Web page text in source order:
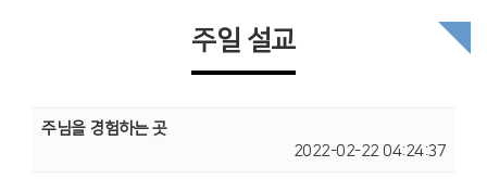
주일 설교
주님을 경험하는 곳
2022-02-22 04:24:37